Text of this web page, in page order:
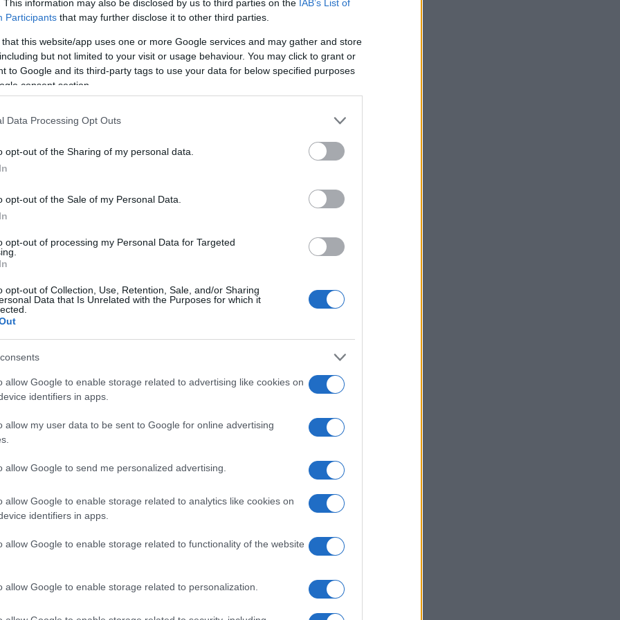
This information may also be disclosed by us to third parties on the IAB’s List of
Participants that may further disclose it to other third parties.
that this website/app uses one or more Google services and may gather and store
but not limited to your visit or usage behaviour. You may click to grant or
to Google and its third-party tags to use your data for below specified purposes
consent section.
Data Processing Opt Outs
opt-out of the Sharing of my personal data.
opt-out of the Sale of my Personal Data.
opt-out of processing my Personal Data for Targeted
opt-out of Collection, Use, Retention, Sale, and/or Sharing
Data that Is Unrelated with the Purposes for which it
allow Google to enable storage related to advertising like cookies on
identifiers in apps.
allow my user data to be sent to Google for online advertising
allow Google to send me personalized advertising.
allow Google to enable storage related to analytics like cookies on
identifiers in apps.
allow Google to enable storage related to functionality of the website
allow Google to enable storage related to personalization.
στη σκηνήκαι μια σειρά από διεθνείς
δικό τους τόνο στη βραδιά, το
τον πολιτισμό και το θέαμα σε ένα
μεγαλύτερης διοργάνωσης του πλανήτη σε
ήταν η τέσσερις φορές βραβευμένη με
, το επίσημο τραγούδι του τουρνουά, μαζί με
Μπόι.